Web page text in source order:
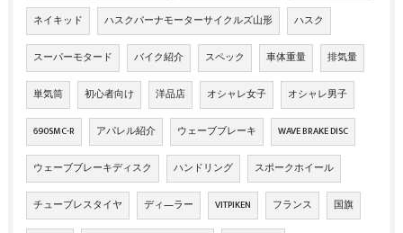
ネイキッド ハスクバーナモーターサイクルズ山形 ハスク
スーパーモタード バイク紹介 スペック 車体重量 排気量
単気筒 初心者向け 洋品店 オシャレ女子 オシャレ男子
690SMC-R アパレル紹介 ウェーブブレーキ WAVE BRAKE DISC
ウェーブブレーキディスク ハンドリング スポークホイール
チューブレスタイヤ ディ―ラー VITPIKEN フランス 国旗